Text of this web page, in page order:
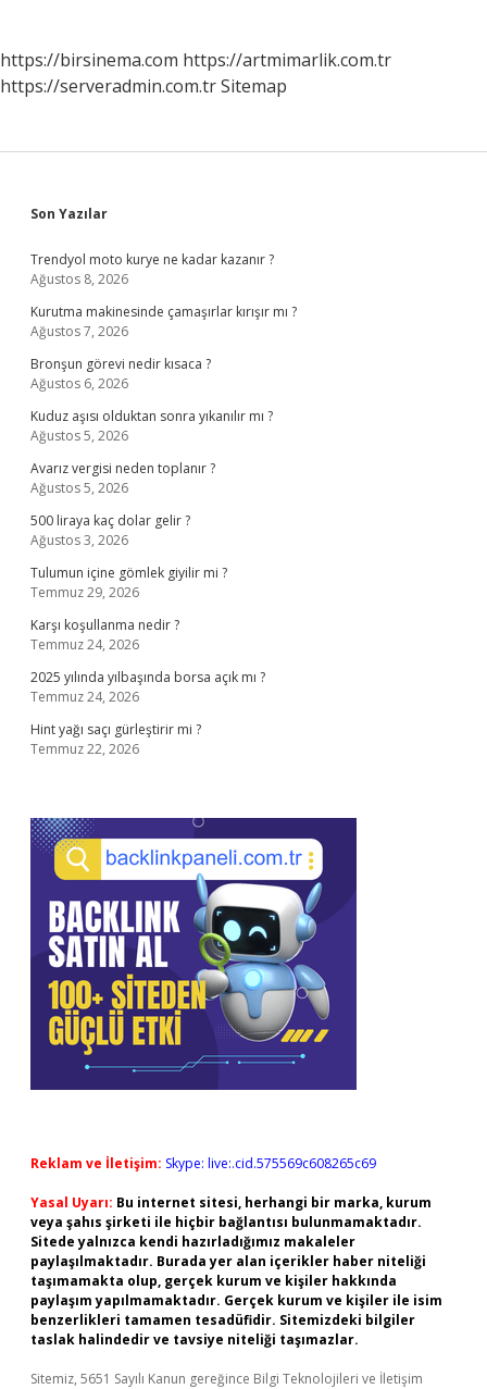
https://birsinema.com https://artmimarlik.com.tr
https://serveradmin.com.trSitemap
Sidebar
Son Yazılar
Trendyol moto kurye ne kadar kazanır ?
Ağustos 8, 2026
Kurutma makinesinde çamaşırlar kırışır mı ?
Ağustos 7, 2026
Bronşun görevi nedir kısaca ?
Ağustos 6, 2026
Kuduz aşısı olduktan sonra yıkanılır mı ?
Ağustos 5, 2026
Avarız vergisi neden toplanır ?
Ağustos 5, 2026
500 liraya kaç dolar gelir ?
Ağustos 3, 2026
Tulumun içine gömlek giyilir mi ?
Temmuz 29, 2026
Karşı koşullanma nedir ?
Temmuz 24, 2026
2025 yılında yılbaşında borsa açık mı ?
Temmuz 24, 2026
Hint yağı saçı gürleştirir mi ?
Temmuz 22, 2026
Reklam ve İletişim: Skype: live:.cid.575569c608265c69
Yasal Uyarı: Bu internet sitesi, herhangi bir marka, kurum
veya şahıs şirketi ile hiçbir bağlantısı bulunmamaktadır.
Sitede yalnızca kendi hazırladığımız makaleler
paylaşılmaktadır. Burada yer alan içerikler haber niteliği
taşımamakta olup, gerçek kurum ve kişiler hakkında
paylaşım yapılmamaktadır. Gerçek kurum ve kişiler ile isim
benzerlikleri tamamen tesadüfidir. Sitemizdeki bilgiler
taslak halindedir ve tavsiye niteliği taşımazlar.
Sitemiz, 5651 Sayılı Kanun gereğince Bilgi Teknolojileri ve İletişim